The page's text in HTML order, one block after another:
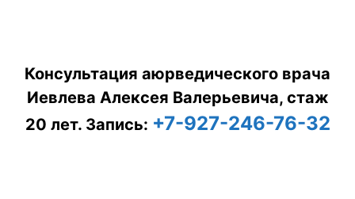
Консультация аюрведического врача
Иевлева Алексея Валерьевича, стаж
20 лет. Запись: +7-927-246-76-32